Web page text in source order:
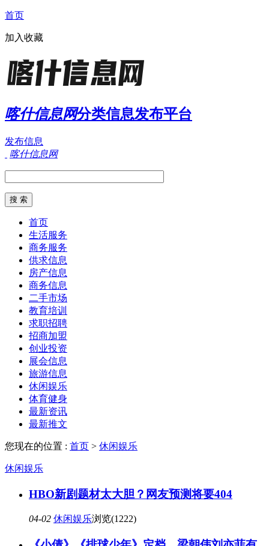
首页
加入收藏
喀什信息网分类信息发布平台
发布信息
喀什信息网
首页
生活服务
商务服务
供求信息
房产信息
商务信息
二手市场
教育培训
求职招聘
招商加盟
创业投资
展会信息
旅游信息
休闲娱乐
体育健身
最新资讯
最新推文
您现在的位置 : 首页 > 休闲娱乐
休闲娱乐
HBO新剧题材太大胆？网友预测将要404
04-02 休闲娱乐浏览(1222)